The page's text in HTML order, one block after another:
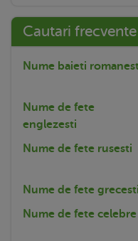
Cautari frecvente
Nume baieti
Nume de fete
englezesti
Nume de fete rusesti
Nume de fete grecesti
Nume de fete celebre